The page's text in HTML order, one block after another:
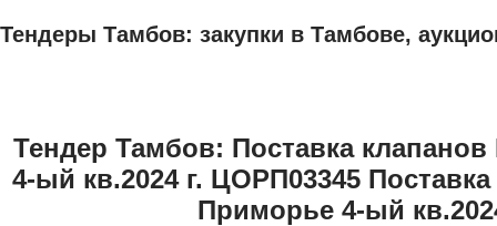
Тендеры Тамбов: закупки в Тамбове,
Тендер Тамбов: Поставка
4-ый кв.2024 г. ЦОРП03345
Приморье 4-ый